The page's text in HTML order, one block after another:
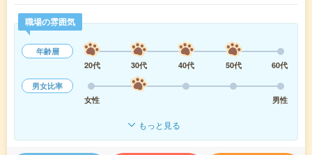
職場の雰囲気
年齢層
20代
30代 40代 50代
60代
男女比率
女性
男性
もっと見る